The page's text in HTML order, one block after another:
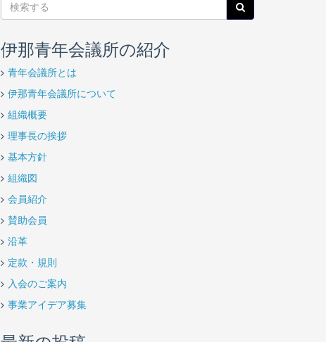
伊那青年会議所の紹介
青年会議所とは
伊那青年会議所について
組織概要
理事長の挨拶
基本方針
組織図
会員紹介
賛助会員
沿革
定款・規則
入会のご案内
事業アイデア募集